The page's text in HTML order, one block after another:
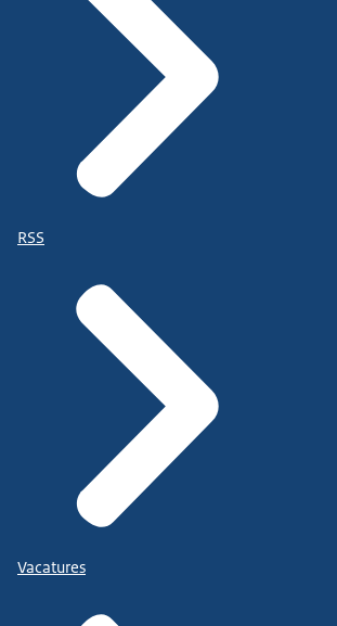
RSS
Vacatures